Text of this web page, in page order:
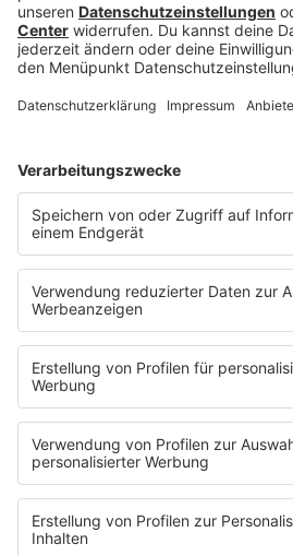
gestellt werden
Du bist nicht hilflos ausgeliefert
auf die Sichtweise deiner
<h2> Selbstzweifel gehören zu
Die Frage lautet: Lähmen sie
dir, besser zu werden?
Wie kannst du
Job überwinden?
1. Akzeptiere sie als Signal,
Selbstzweifel zeigen an, dass
Statt „Ich bin unfähig“ nutze:
dass mir das Projekt wichtig
mehr Klarheit/Übung/
2. Trenne Gefühl und Fakten